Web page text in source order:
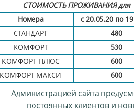
СТОИМОСТЬ ПРОЖИВАНИЯ для
Номера
с 20.05.20 по
СТАНДАРТ
480
КОМФОРТ
530
КОМФОРТ ПЛЮС
600
КОМФОРТ МАКСИ
600
Администрацией сайта
постоянных клиентов и